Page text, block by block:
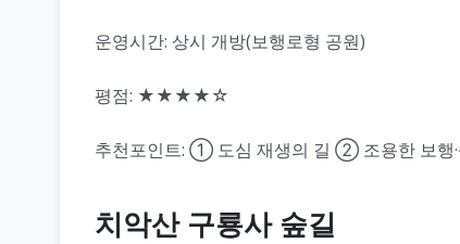
운영시간: 상시 개방(보행로형 공원)
평점: ★★★★☆
추천포인트: ① 도심 재생의 길 ② 조용한 보행·
치악산 구룡사 숲길